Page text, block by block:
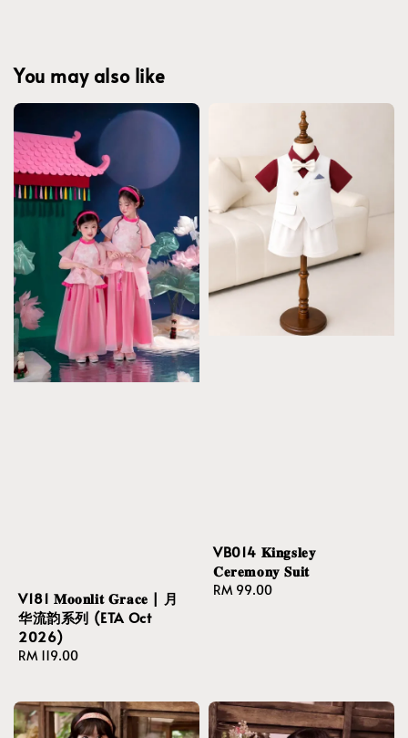
You may also like
V181 𝐌𝐨𝐨𝐧𝐥𝐢𝐭 𝐆𝐫𝐚𝐜𝐞 | 月
华流韵系列 (ETA Oct
2026)
Regular
RM 119.00
VB014 𝐊𝐢𝐧𝐠𝐬𝐥𝐞𝐲
𝐂𝐞𝐫𝐞𝐦𝐨𝐧𝐲 𝐒𝐮𝐢𝐭
Regular
RM 99.00